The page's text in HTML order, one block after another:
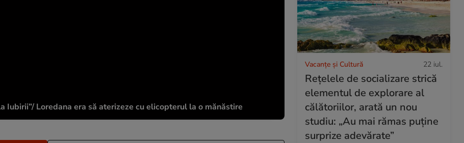
Iubirii”/ Loredana era să aterizeze cu elicopterul la o mănăstire
Vacanțe și Cultură 22 iul.
Rețelele de socializare strică
elementul de explorare al
călătoriilor, arată un nou
studiu: „Au mai rămas puține
surprize adevărate”